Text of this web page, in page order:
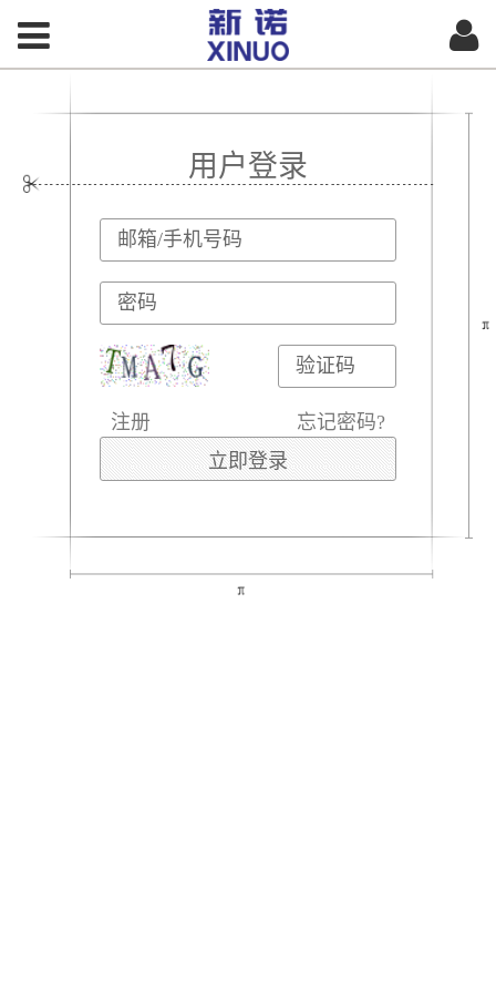
用户登录
注册 忘记密码?